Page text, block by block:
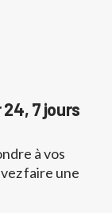
7 jours
à vos
faire une